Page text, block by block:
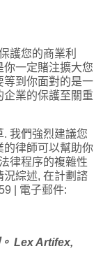
護您的商業利
你一定賭注擴大您
等到你面對的是一
業的保護至關重
我們強烈建議您
的律師可以幫助你
律程序的複雜性
況綜述, 在計劃諮
| 電子郵件:
Lex Artifex,